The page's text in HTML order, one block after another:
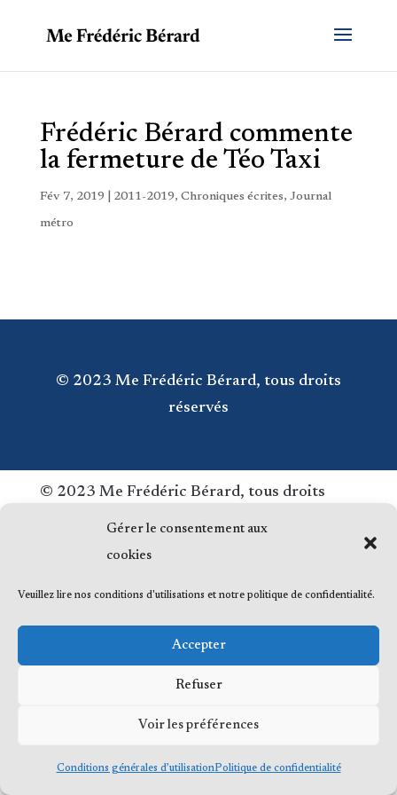
Gérer le consentement aux
cookies
Veuillez lire nos conditions d'utilisations et notre politique de confidentialité.
Accepter
Refuser
Voir les préférences
Conditions générales d’utilisationPolitique de confidentialité
Frédéric Bérard commente
la fermeture de Téo Taxi
Fév 7, 2019 2011-2019, Chroniques écrites, Journal
métro
© 2023 Me Frédéric Bérard, tous droits
réservés
© 2023 Me Frédéric Bérard, tous droits